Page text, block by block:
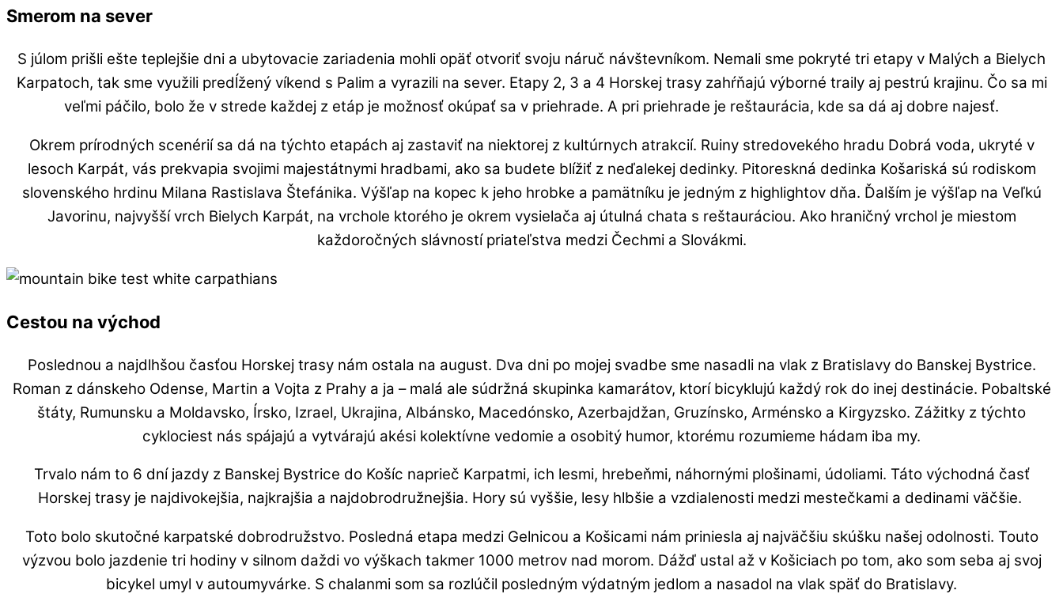
Smerom na sever
S júlom prišli ešte teplejšie dni a ubytovacie zariadenia mohli opäť otvoriť svoju náruč návštevníkom. Nemali sme pokryté tri etapy v Malých a Bielych
Karpatoch, tak sme využili predĺžený víkend s Palim a vyrazili na sever. Etapy 2, 3 a 4 Horskej trasy zahŕňajú výborné traily aj pestrú krajinu. Čo sa mi
veľmi páčilo, bolo že v strede každej z etáp je možnosť okúpať sa v priehrade. A pri priehrade je reštaurácia, kde sa dá aj dobre najesť.
Okrem prírodných scenérií sa dá na týchto etapách aj zastaviť na niektorej z kultúrnych atrakcií. Ruiny stredovekého hradu Dobrá voda, ukryté v
lesoch Karpát, vás prekvapia svojimi majestátnymi hradbami, ako sa budete blížiť z neďalekej dedinky. Pitoreskná dedinka Košariská sú rodiskom
slovenského hrdinu Milana Rastislava Štefánika. Výšľap na kopec k jeho hrobke a pamätníku je jedným z highlightov dňa. Ďalším je výšľap na Veľkú
Javorinu, najvyšší vrch Bielych Karpát, na vrchole ktorého je okrem vysielača aj útulná chata s reštauráciou. Ako hraničný vrchol je miestom
každoročných slávností priateľstva medzi Čechmi a Slovákmi.
Cestou na východ
Poslednou a najdlhšou časťou Horskej trasy nám ostala na august. Dva dni po mojej svadbe sme nasadli na vlak z Bratislavy do Banskej Bystrice.
Roman z dánskeho Odense, Martin a Vojta z Prahy a ja – malá ale súdržná skupinka kamarátov, ktorí bicyklujú každý rok do inej destinácie. Pobaltské
štáty, Rumunsku a Moldavsko, Írsko, Izrael, Ukrajina, Albánsko, Macedónsko, Azerbajdžan, Gruzínsko, Arménsko a Kirgyzsko. Zážitky z týchto
cyklociest nás spájajú a vytvárajú akési kolektívne vedomie a osobitý humor, ktorému rozumieme hádam iba my.
Trvalo nám to 6 dní jazdy z Banskej Bystrice do Košíc naprieč Karpatmi, ich lesmi, hrebeňmi, náhornými plošinami, údoliami. Táto východná časť
Horskej trasy je najdivokejšia, najkrajšia a najdobrodružnejšia. Hory sú vyššie, lesy hlbšie a vzdialenosti medzi mestečkami a dedinami väčšie.
Toto bolo skutočné karpatské dobrodružstvo. Posledná etapa medzi Gelnicou a Košicami nám priniesla aj najväčšiu skúšku našej odolnosti. Touto
výzvou bolo jazdenie tri hodiny v silnom daždi vo výškach takmer 1000 metrov nad morom. Dážď ustal až v Košiciach po tom, ako som seba aj svoj
bicykel umyl v autoumyvárke. S chalanmi som sa rozlúčil posledným výdatným jedlom a nasadol na vlak späť do Bratislavy.